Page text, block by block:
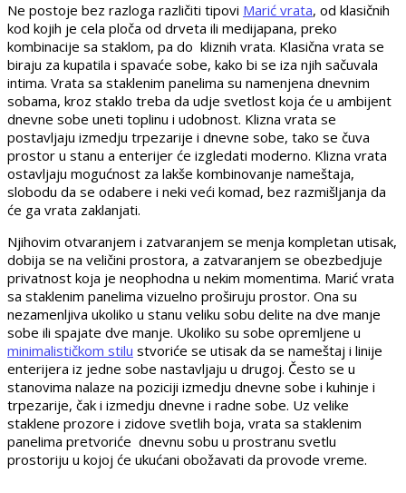
Ne postoje bez razloga različiti tipovi Marić vrata, od klasičnih
kod kojih je cela ploča od drveta ili medijapana, preko
kombinacije sa staklom, pa do kliznih vrata. Klasična vrata se
biraju za kupatila i spavaće sobe, kako bi se iza njih sačuvala
intima. Vrata sa staklenim panelima su namenjena dnevnim
sobama, kroz staklo treba da udje svetlost koja će u ambijent
dnevne sobe uneti toplinu i udobnost. Klizna vrata se
postavljaju izmedju trpezarije i dnevne sobe, tako se čuva
prostor u stanu a enterijer će izgledati moderno. Klizna vrata
ostavljaju mogućnost za lakše kombinovanje nameštaja,
slobodu da se odabere i neki veći komad, bez razmišljanja da
će ga vrata zaklanjati.
Njihovim otvaranjem i zatvaranjem se menja kompletan utisak,
dobija se na veličini prostora, a zatvaranjem se obezbedjuje
privatnost koja je neophodna u nekim momentima. Marić vrata
sa staklenim panelima vizuelno proširuju prostor. Ona su
nezamenljiva ukoliko u stanu veliku sobu delite na dve manje
sobe ili spajate dve manje. Ukoliko su sobe opremljene u
minimalističkom stilu stvoriće se utisak da se nameštaj i linije
enterijera iz jedne sobe nastavljaju u drugoj. Često se u
stanovima nalaze na poziciji izmedju dnevne sobe i kuhinje i
trpezarije, čak i izmedju dnevne i radne sobe. Uz velike
staklene prozore i zidove svetlih boja, vrata sa staklenim
panelima pretvoriće dnevnu sobu u prostranu svetlu
prostoriju u kojoj će ukućani obožavati da provode vreme.